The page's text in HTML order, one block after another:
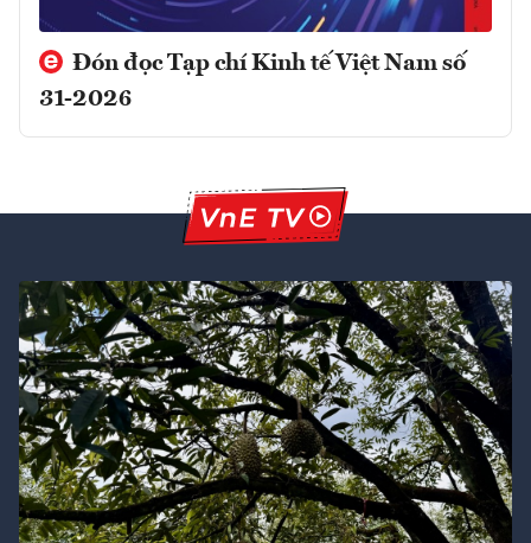
Đón đọc Tạp chí Kinh tế Việt Nam số
31-2026